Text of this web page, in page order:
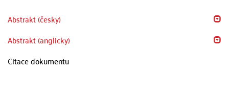
Abstrakt (česky)
Abstrakt (anglicky)
Citace dokumentu